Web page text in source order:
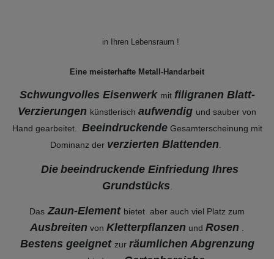
in Ihren Lebensraum !
Eine meisterhafte Metall-Handarbeit
Schwungvolles Eisenwerk mit filigranen Blatt-
Verzierungen künstlerisch aufwendig und sauber von
Hand gearbeitet. BeeindruckendeGesamterscheinung mit
Dominanz der verzierten Blattenden
Die beeindruckende Einfriedung Ihres
Grundstücks
Das Zaun-Element bietet aber auch viel Platz zum
Ausbreiten von Kletterpflanzen und Rosen
Bestens geeignet zur räumlichen Abgrenzung